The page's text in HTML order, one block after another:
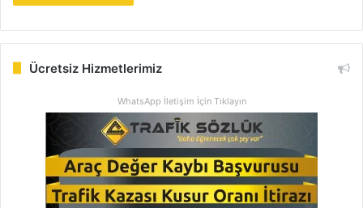
Ücretsiz Hizmetlerimiz
WhatsApp İletişim İçin Tıklayın